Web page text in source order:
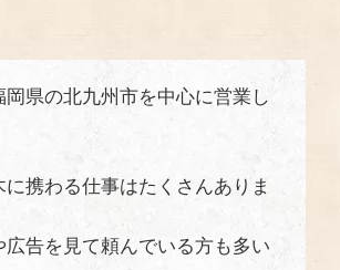
県の北九州市を中心に営業し
携わる仕事はたくさんありま
告を見て頼んでいる方も多い